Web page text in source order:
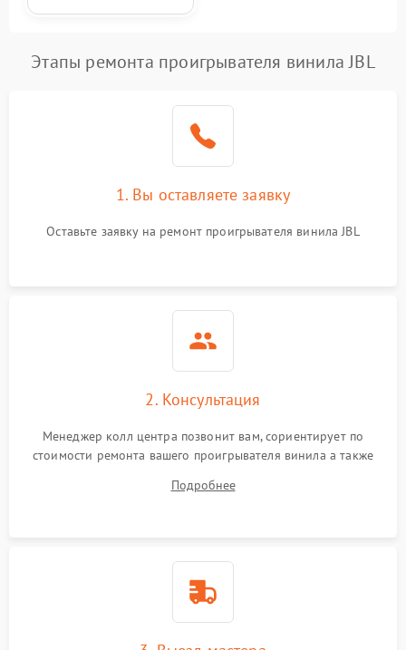
Этапы ремонта проигрывателя винила JBL
1. Вы оставляете заявку
Оставьте заявку на ремонт проигрывателя винила JBL
2. Консультация
Менеджер колл центра позвонит вам, сориентирует по
стоимости ремонта вашего проигрывателя винила а также
Подробнее